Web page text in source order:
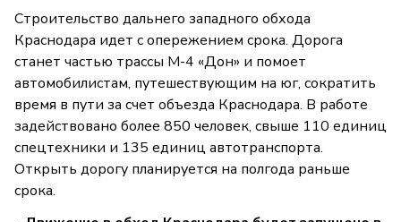
Строительство дальнего западного обхода
Краснодара идет с опережением срока. Дорога
станет частью трассы М-4 «Дон» и помоет
автомобилистам, путешествующим на юг, сократить
время в пути за счет объезда Краснодара. В работе
задействовано более 850 человек, свыше 110 единиц
спецтехники и 135 единиц автотранспорта.
Открыть дорогу планируется на полгода раньше
срока.